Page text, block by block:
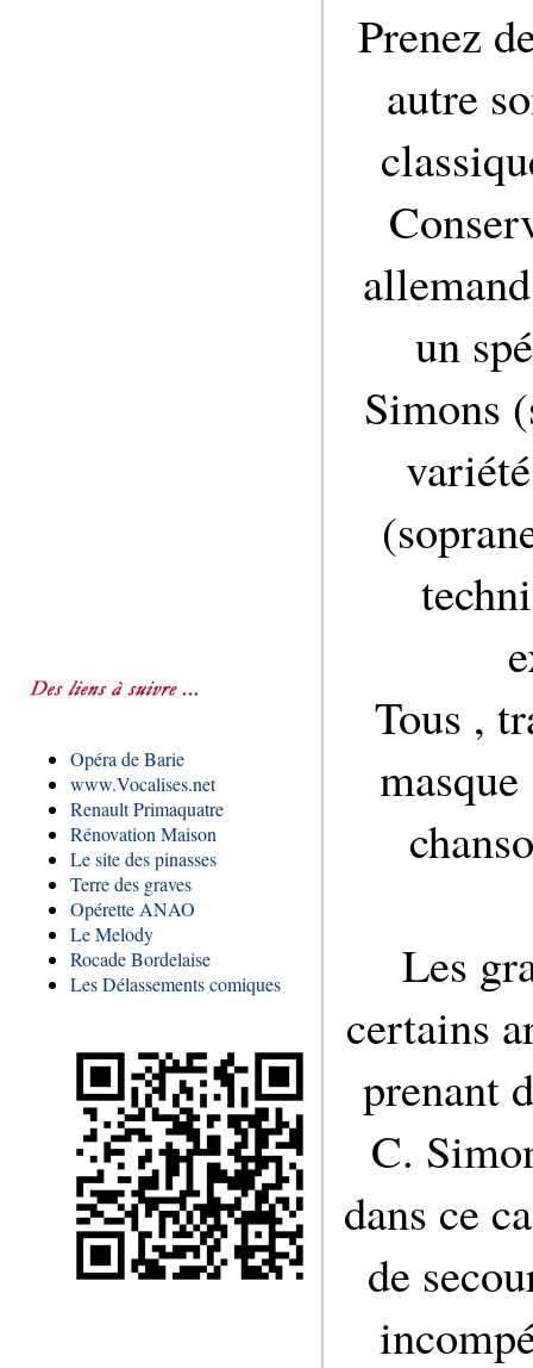
Opéra de Barie
www.Vocalises.net
Renault Primaquatre
Rénovation Maison
Le site des pinasses
Terre des graves
Opérette ANAO
Le Melody
Rocade Bordelaise
Les Délassements comiques
Prenez
autre
un
Simons
Tous ,
Les
certains
prenant
C.
dans ce
de